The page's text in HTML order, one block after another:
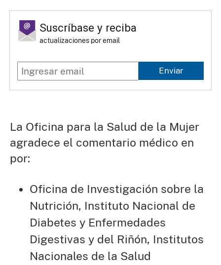
Suscríbase y reciba
actualizaciones por email
Enviar
La Oficina para la Salud de la Mujer
agradece el comentario médico en
por:
Oficina de Investigación sobre la
Nutrición, Instituto Nacional de
Diabetes y Enfermedades
Digestivas y del Riñón, Institutos
Nacionales de la Salud